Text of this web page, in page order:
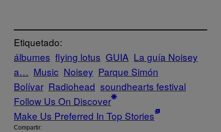
Etiquetado:
álbumes flying lotus GUIA La guía Noisey
a… Music Noisey Parque Simón
Bolívar Radiohead soundhearts festival
Follow Us On Discover
Make Us Preferred In Top Stories
Compartir: